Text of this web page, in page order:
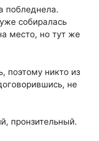
побледнела.
собиралась
место, но тут же
поэтому никто из
не
пронзительный.